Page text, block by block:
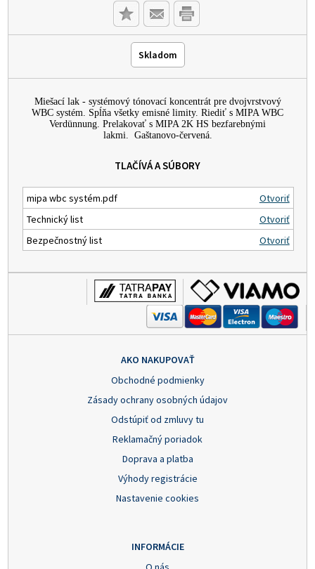
Skladom
Miešací lak - systémový tónovací koncentrát pre dvojvrstvový
WBC systém. Spĺňa všetky emisné limity. Riediť s MIPA WBC
Verdünnung. Prelakovať s MIPA 2K HS bezfarebnými
lakmi. Gaštanovo-červená.
TLAČÍVÁ A SÚBORY
mipa wbc systém.pdf
Otvoriť
Technický list
Otvoriť
Bezpečnostný list
Otvoriť
AKO NAKUPOVAŤ
Obchodné podmienky
Zásady ochrany osobných údajov
Odstúpiť od zmluvy tu
Reklamačný poriadok
Doprava a platba
Výhody registrácie
Nastavenie cookies
INFORMÁCIE